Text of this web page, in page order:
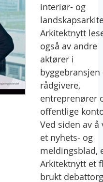
interiør- og
Arkitektnytt
også av andre
aktører i
byggebransjen
rådgivere,
entreprenører
offentlige
Ved siden av
et nyhets- og
meldingsblad,
Arkitektnytt et
brukt